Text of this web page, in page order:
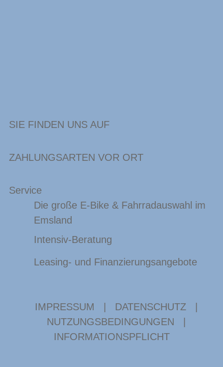
SIE FINDEN UNS AUF
ZAHLUNGSARTEN VOR ORT
Service
Die große E-Bike & Fahrradauswahl im
Emsland
Intensiv-Beratung
Leasing- und Finanzierungsangebote
IMPRESSUM DATENSCHUTZ
NUTZUNGSBEDINGUNGEN
INFORMATIONSPFLICHT